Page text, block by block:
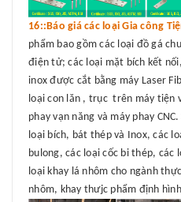
16::Báo giá các loại Gia công
phẩm bao gồm các loại đồ gá
điện tử; các loại mặt bích kết
inox được cắt bằng máy Laser
loại con lăn , trục trên máy tiện
phay vạn năng và máy phay
loại bích, bát thép và Inox, các
bulong, các loại cốc bi thép, các
loại khay lá nhôm cho ngành
nhôm, khay thưjc phẩm định